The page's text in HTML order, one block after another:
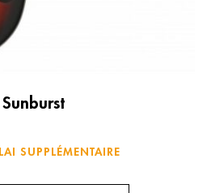
SUPPLÉMENTAIRE